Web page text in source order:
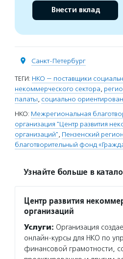
Внести вклад
Санкт-Петербург
ТЕГИ: НКО — поставщики
некоммерческого сектора,
палаты, социально
НКО: Межрегиональная
организация "Центр развития
организаций", Пензенский
благотворительный фонд
Узнайте больше в
Центр развития
организаций
Услуги: Организация
онлайн-курсы для НКО по
финансовой грамотности,